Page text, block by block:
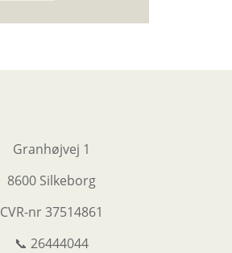
Granhøjvej 1
8600 Silkeborg
CVR-nr37514861
📞 26444044